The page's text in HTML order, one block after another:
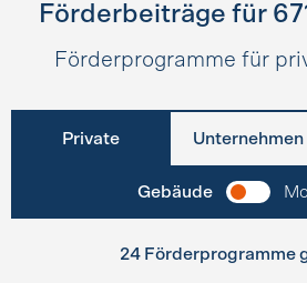
Förderbeiträge für
Förderprogramme für
Private Unternehmen
Gebäude
24 Förderprogramme